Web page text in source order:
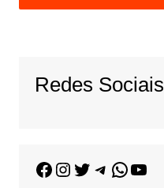
Redes Sociais